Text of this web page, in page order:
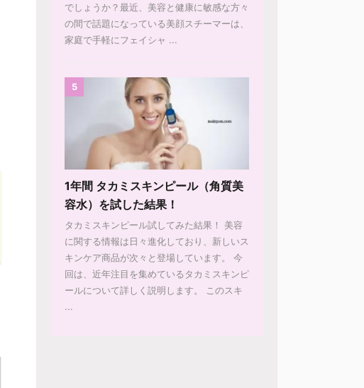
でしょうか？最近、美容と健康に敏感な方々
の間で話題になっている美顔スチーマーは、
家庭で手軽にフェイシャ ...
5
1年間 タカミスキンピール（角質美
容水）を試した結果！
タカミスキンピール試してみた結果！ 美容
に関する情報は日々進化しており、新しいス
キンケア商品が次々と登場しています。 今
回は、近年注目を集めているタカミスキンピ
ールについて詳しく説明します。 このスキ
...